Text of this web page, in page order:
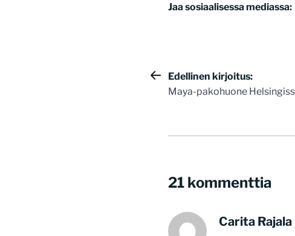
Jaa sosiaalisessa mediassa:
Artikkelien
Edellinen kirjoitus:
Maya-pakohuone
21 kommenttia
Carita Rajala